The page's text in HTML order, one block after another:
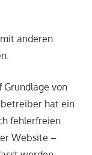
anderen
Grundlage von
hat ein
fehlerfreien
Website –